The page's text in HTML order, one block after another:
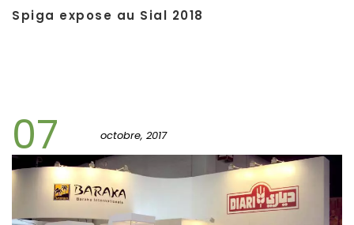
Spiga expose au Sial 2018
07 octobre, 2017